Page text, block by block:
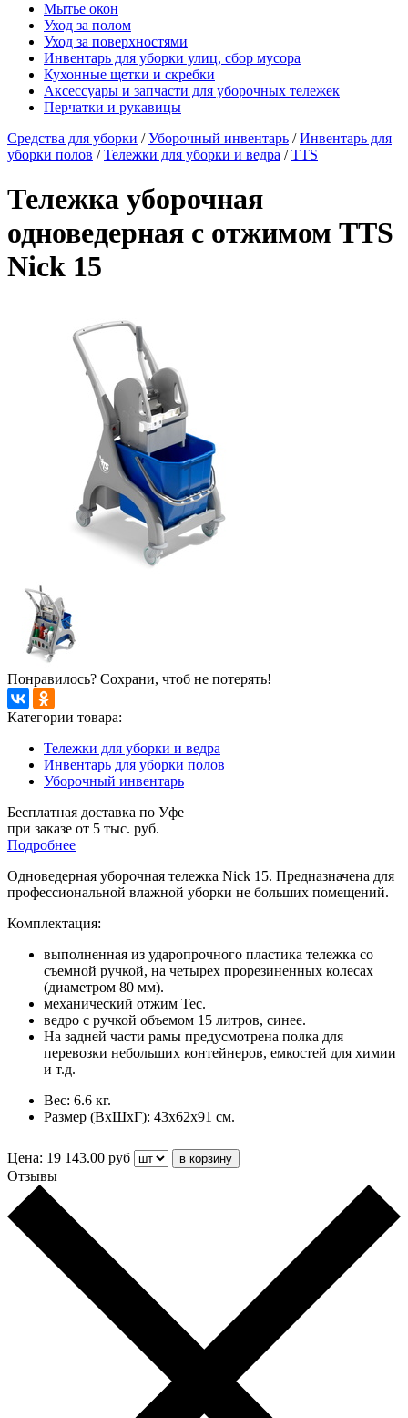
Мытье окон
Уход за полом
Уход за поверхностями
Инвентарь для уборки улиц, сбор мусора
Кухонные щетки и скребки
Аксессуары и запчасти для уборочных тележек
Перчатки и рукавицы
Средства для уборки /Уборочный инвентарь /Инвентарь для
уборки полов /Тележки для уборки и ведра /TTS
Тележка уборочная
одноведерная с отжимом TTS
Nick 15
Понравилось? Сохрани, чтоб не потерять!
Категории товара:
Тележки для уборки и ведра
Инвентарь для уборки полов
Уборочный инвентарь
Бесплатная доставка по Уфе
при заказе от 5 тыс. руб.
Подробнее
Одноведерная уборочная тележка Nick 15. Предназначена для
профессиональной влажной уборки не больших помещений.
Комплектация:
выполненная из ударопрочного пластика тележка со
съемной ручкой, на четырех прорезиненных колесах
(диаметром 80 мм).
механический отжим Tec.
ведро с ручкой объемом 15 литров, синее.
На задней части рамы предусмотрена полка для
перевозки небольших контейнеров, емкостей для химии
и т.д.
Вес: 6.6 кг.
Размер (ВхШхГ): 43х62х91 см.
Цена: 19 143.00 руб
Отзывы